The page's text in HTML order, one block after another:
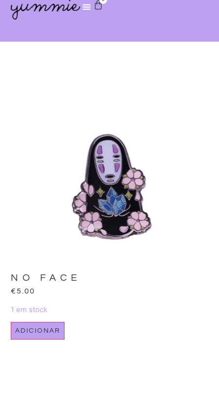
NO FACE
€5.00
1 em stock
ADICIONAR